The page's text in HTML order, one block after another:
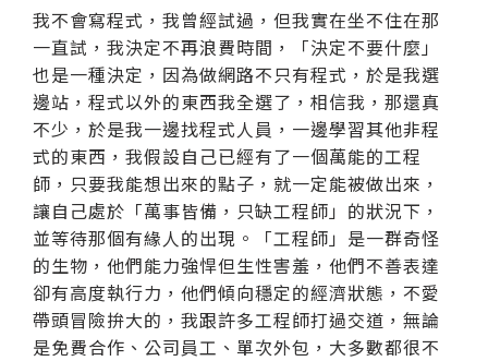
我不會寫程式，我曾經試過，但我實在坐不住在那
一直試，我決定不再浪費時間，「決定不要什麼」
也是一種決定，因為做網路不只有程式，於是我選
邊站，程式以外的東西我全選了，相信我，那還真
不少，於是我一邊找程式人員，一邊學習其他非程
式的東西，我假設自己已經有了一個萬能的工程
師，只要我能想出來的點子，就一定能被做出來，
讓自己處於「萬事皆備，只缺工程師」的狀況下，
並等待那個有緣人的出現。「工程師」是一群奇怪
的生物，他們能力強悍但生性害羞，他們不善表達
卻有高度執行力，他們傾向穩定的經濟狀態，不愛
帶頭冒險拚大的，我跟許多工程師打過交道，無論
是免費合作、公司員工、單次外包，大多數都很不